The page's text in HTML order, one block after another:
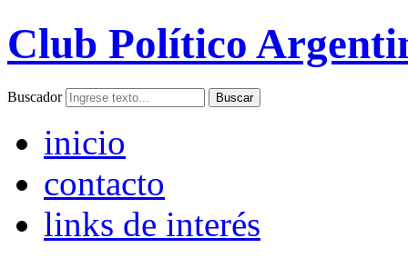
Club Político
Buscador
inicio
contacto
links de interés